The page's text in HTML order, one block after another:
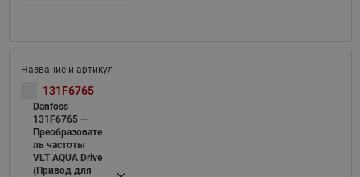
131F6765
Danfoss
131F6765 —
Преобразовате
ль частоты
VLT AQUA Drive
(Привод для